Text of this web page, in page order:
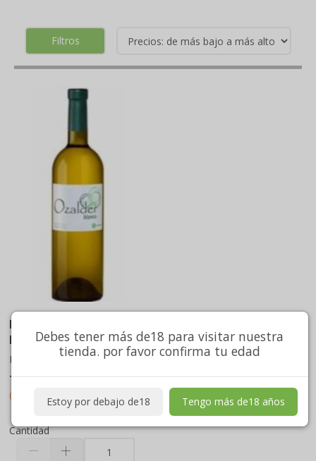
Filtros
BODEGAS OZALDER
BLANCO 2018
Bodega Ozalder
70,00DKK porcl IVA incluido
( IVA no incluido
Cantidad
Debes tener más de18 para visitar nuestra
tienda. por favor confirma tu edad
Estoy por debajo de18 Tengo más de18 años